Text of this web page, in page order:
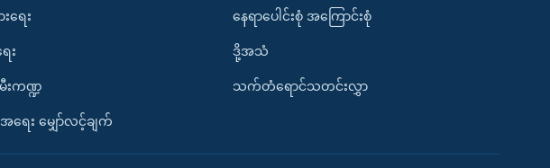
ရေး
း
းကဏ္ဍ
ရေး မျှော်လင့်ချက်
နေရာပေါင်းစုံ အကြောင်းစုံ
ဒို့အသံ
သက်တံရောင်သတင်းလွှာ